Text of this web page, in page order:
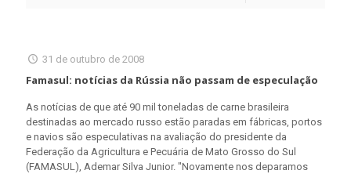
31 de outubro de 2008
Famasul: notícias da Rússia não passam de especulação
As notícias de que até 90 mil toneladas de carne brasileira
destinadas ao mercado russo estão paradas em fábricas, portos
e navios são especulativas na avaliação do presidente da
Federação da Agricultura e Pecuária de Mato Grosso do Sul
(FAMASUL), Ademar Silva Junior. "Novamente nos deparamos